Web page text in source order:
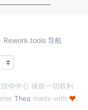
· Rework.tools 导航
仰中心 保留一切权利
Thea made with ♥.